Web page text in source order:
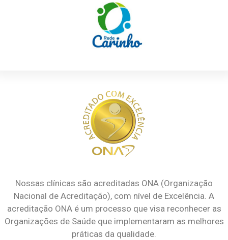
Nossas clínicas são acreditadas ONA (Organização
Nacional de Acreditação), com nível de Excelência. A
acreditação ONA é um processo que visa reconhecer as
Organizações de Saúde que implementaram as melhores
práticas da qualidade.